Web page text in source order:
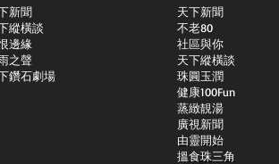
新聞
縱橫談
邊緣
之聲
鑽石劇場
天下新聞
不老80
社區與你
天下縱橫談
​珠圓玉潤
​健康100Fun
蒸緻靚湯
​廣視新聞
由靈開始
搵食珠三角